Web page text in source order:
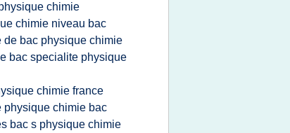
chimie
chimie niveau bac
de bac physique chimie
bac specialite physique
chimie france
physique chimie bac
bac s physique chimie